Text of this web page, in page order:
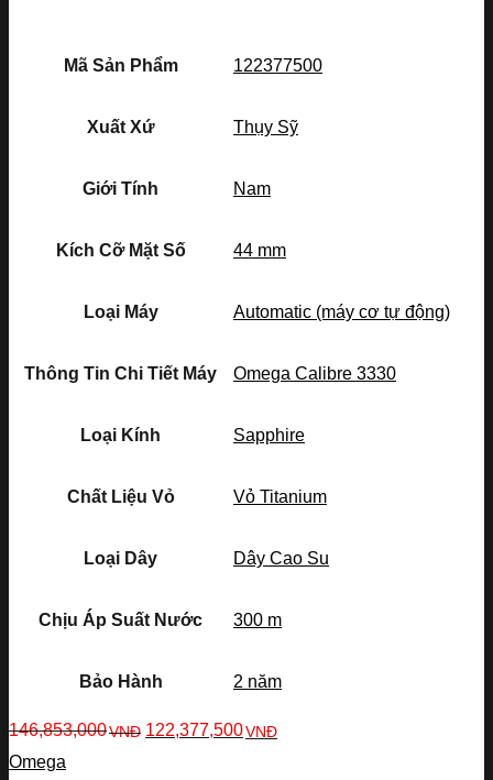
Mã Sản Phẩm 122377500
Xuất Xứ Thụy Sỹ
Giới Tính Nam
Kích Cỡ Mặt Số 44 mm
Loại Máy Automatic (máy cơ tự động)
Thông Tin Chi Tiết Máy Omega Calibre 3330
Loại Kính Sapphire
Chất Liệu Vỏ Vỏ Titanium
Loại Dây Dây Cao Su
Chịu Áp Suất Nước 300 m
Bảo Hành 2 năm
146,853,000VNĐ 122,377,500VNĐ
Omega